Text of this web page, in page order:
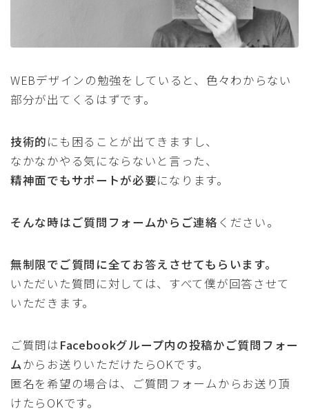
WEBデザインの勉強をしていると、色々わからない
部分が出てくるはずです。
技術的にも困ることが出てきますし、
なかなかやる気にならないと言った、
精神面でもサポートが必要になります。
そんな時はご質問フォームからご連絡 ください。
無制限でご質問に全てお答えさせてもらいます。
いただいた質問に対しては、すべて僕が回答させて
いただきます。
ご質問はFacebookグループ内の投稿かご質問フォー
ムからお送りいただけたらOKです。
匿名を希望の場合は、ご質問フォームからお送り頂
けたらOKです。